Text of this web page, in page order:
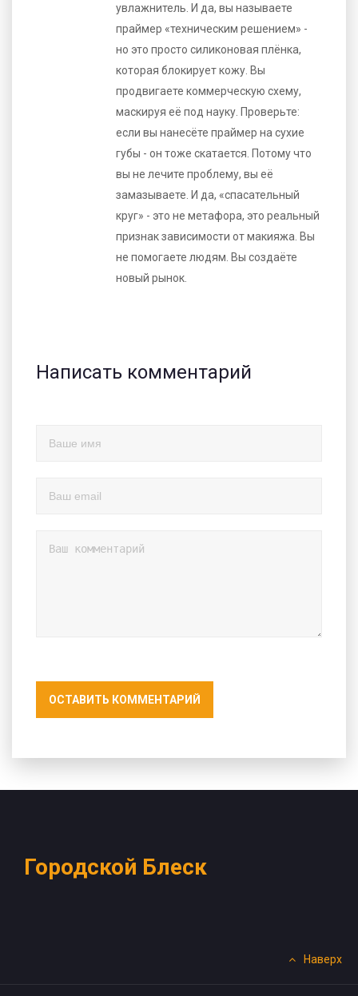
увлажнитель. И да, вы называете
праймер «техническим решением» -
но это просто силиконовая плёнка,
которая блокирует кожу. Вы
продвигаете коммерческую схему,
маскируя её под науку. Проверьте:
если вы нанесёте праймер на сухие
губы - он тоже скатается. Потому что
вы не лечите проблему, вы её
замазываете. И да, «спасательный
круг» - это не метафора, это реальный
признак зависимости от макияжа. Вы
не помогаете людям. Вы создаёте
новый рынок.
Написать комментарий
ОСТАВИТЬ КОММЕНТАРИЙ
Городской Блеск
Наверх